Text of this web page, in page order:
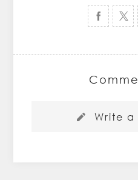
Write a